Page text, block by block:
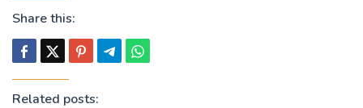
Share this:
Related posts: